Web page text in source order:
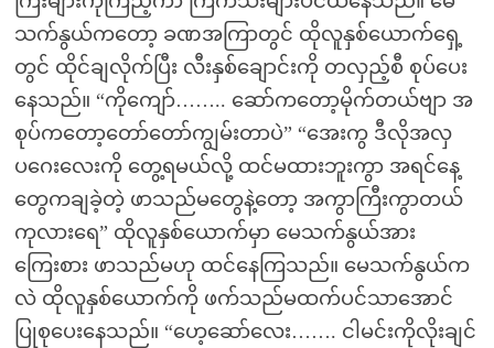
သက်နွယ်ကတော့ ခဏအကြာတွင် ထိုလူနှစ်ယောက်ရှေ့
တွင် ထိုင်ချလိုက်ပြီး လီးနှစ်ချောင်းကို တလှည့်စီ စုပ်ပေး
နေသည်။ “ကိုကျော်…….. ဆော်ကတော့မိုက်တယ်ဗျာ အ
စုပ်ကတော့တော်တော်ကျွမ်းတာပဲ” “အေးကွ ဒီလိုအလှ
ပဂေးလေးကို တွေ့ရမယ်လို့ ထင်မထားဘူးကွာ အရင်နေ့
တွေကချခဲ့တဲ့ ဖာသည်မတွေနဲ့တော့ အကွာကြီးကွာတယ်
ကုလားရေ” ထိုလူနှစ်ယောက်မှာ မေသက်နွယ်အား
ကြေးစား ဖာသည်မဟု ထင်နေကြသည်။ မေသက်နွယ်က
လဲ ထိုလူနှစ်ယောက်ကို ဖက်သည်မထက်ပင်သာအောင်
ပြုစုပေးနေသည်။ “ဟေ့ဆော်လေး……. ငါမင်းကိုလိုးချင်